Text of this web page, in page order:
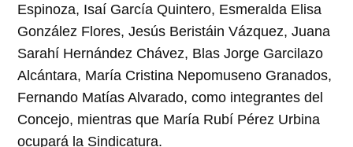
Espinoza, Isaí García Quintero, Esmeralda Elisa
González Flores, Jesús Beristáin Vázquez, Juana
Sarahí Hernández Chávez, Blas Jorge Garcilazo
Alcántara, María Cristina Nepomuseno Granados,
Fernando Matías Alvarado, como integrantes del
Concejo, mientras que María Rubí Pérez Urbina
ocupará la Sindicatura.